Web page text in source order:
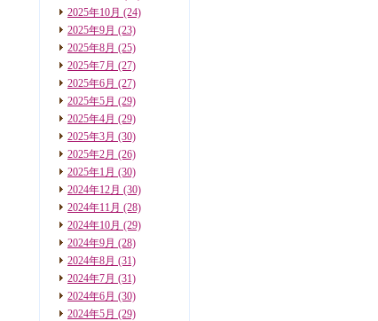
2025年10月 (24)
2025年9月 (23)
2025年8月 (25)
2025年7月 (27)
2025年6月 (27)
2025年5月 (29)
2025年4月 (29)
2025年3月 (30)
2025年2月 (26)
2025年1月 (30)
2024年12月 (30)
2024年11月 (28)
2024年10月 (29)
2024年9月 (28)
2024年8月 (31)
2024年7月 (31)
2024年6月 (30)
2024年5月 (29)